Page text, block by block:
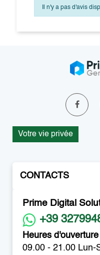
Il n'y a pas d'avis
Votre vie privée
CONTACTS
Prime Digital
+39
Heures
09.00 - 21.00 Lun-